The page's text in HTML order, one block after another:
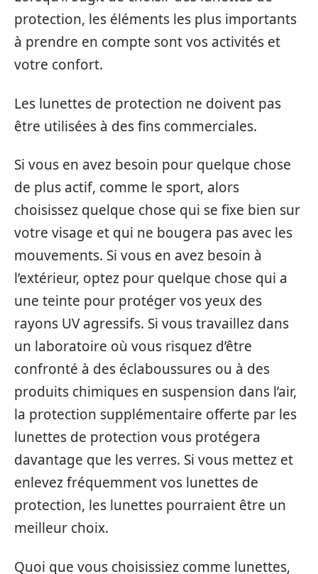
protection, les éléments les plus importants
à prendre en compte sont vos activités et
votre confort.
Les lunettes de protection ne doivent pas
être utilisées à des fins commerciales.
Si vous en avez besoin pour quelque chose
de plus actif, comme le sport, alors
choisissez quelque chose qui se fixe bien sur
votre visage et qui ne bougera pas avec les
mouvements. Si vous en avez besoin à
l’extérieur, optez pour quelque chose qui a
une teinte pour protéger vos yeux des
rayons UV agressifs. Si vous travaillez dans
un laboratoire où vous risquez d’être
confronté à des éclaboussures ou à des
produits chimiques en suspension dans l’air,
la protection supplémentaire offerte par les
lunettes de protection vous protégera
davantage que les verres. Si vous mettez et
enlevez fréquemment vos lunettes de
protection, les lunettes pourraient être un
meilleur choix.
Quoi que vous choisissiez comme lunettes,